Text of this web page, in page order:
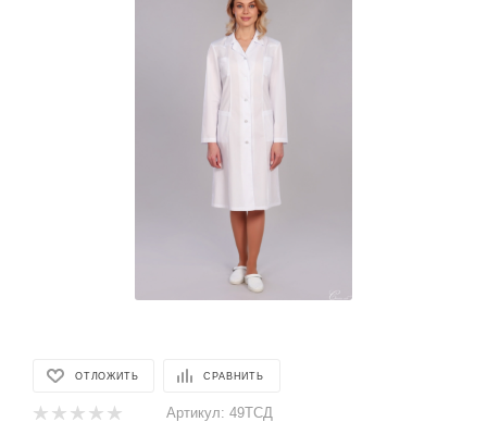
ОТЛОЖИТЬ СРАВНИТЬ
Артикул: 49ТСД